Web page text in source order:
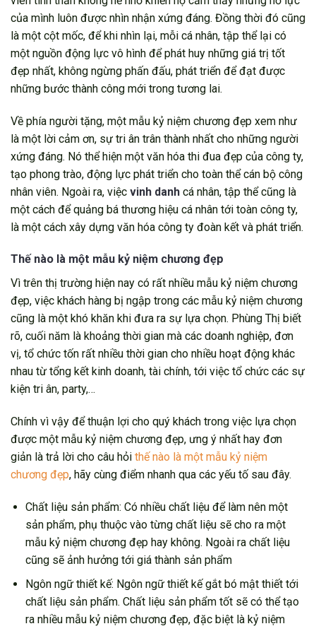
của mình luôn được nhìn nhận xứng đáng. Đồng thời đó cũng
là một cột mốc, để khi nhìn lại, mỗi cá nhân, tập thể lại có
một nguồn động lực vô hình để phát huy những giá trị tốt
đẹp nhất, không ngừng phấn đấu, phát triển để đạt được
những bước thành công mới trong tương lai.
Về phía người tặng, một mẫu kỷ niệm chương đẹp xem như
là một lời cảm ơn, sự tri ân trân thành nhất cho những người
xứng đáng. Nó thể hiện một văn hóa thi đua đẹp của công ty,
tạo phong trào, động lực phát triển cho toàn thể cán bộ công
nhân viên. Ngoài ra, việc vinh danh cá nhân, tập thể cũng là
một cách để quảng bá thương hiệu cá nhân tới toàn công ty,
là một cách xây dựng văn hóa công ty đoàn kết và phát triển.
Thế nào là một mẫu kỷ niệm chương đẹp
Vì trên thị trường hiện nay có rất nhiều mẫu kỷ niệm chương
đẹp, việc khách hàng bị ngập trong các mẫu kỷ niệm chương
cũng là một khó khăn khi đưa ra sự lựa chọn. Phùng Thị biết
rõ, cuối năm là khoảng thời gian mà các doanh nghiệp, đơn
vị, tổ chức tốn rất nhiều thời gian cho nhiều hoạt động khác
nhau từ tổng kết kinh doanh, tài chính, tới việc tổ chức các sự
kiện tri ân, party,…
Chính vì vậy để thuận lợi cho quý khách trong việc lựa chọn
được một mẫu kỷ niệm chương đẹp, ưng ý nhất hay đơn
giản là trả lời cho câu hỏi thế nào là một mẫu kỷ niệm
chương đẹp, hãy cùng điểm nhanh qua các yếu tố sau đây.
Chất liệu sản phẩm: Có nhiều chất liệu để làm nên một
sản phẩm, phụ thuộc vào từng chất liệu sẽ cho ra một
mẫu kỷ niệm chương đẹp hay không. Ngoài ra chất liệu
cũng sẽ ảnh hưởng tới giá thành sản phẩm
Ngôn ngữ thiết kế: Ngôn ngữ thiết kế gắt bó mật thiết tới
chất liệu sản phẩm. Chất liệu sản phẩm tốt sẽ có thể tạo
ra nhiều mẫu kỷ niệm chương đẹp, đặc biệt là kỷ niệm